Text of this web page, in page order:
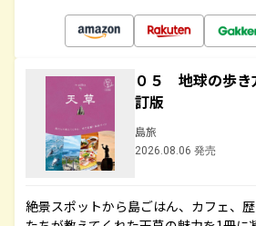
０５ 地球の歩
訂版
島旅
2026.08.06 発売
絶景スポットから島ごはん、カフェ、